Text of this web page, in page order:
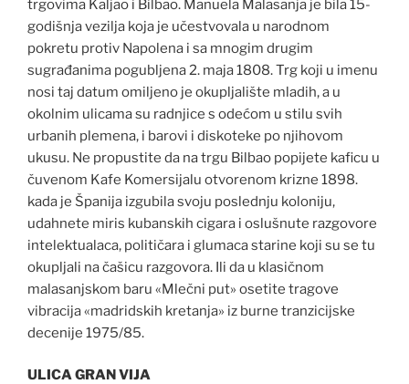
trgovima Kaljao i Bilbao. Manuela Malasanja je bila 15-
godišnja vezilja koja je učestvovala u narodnom
pokretu protiv Napolena i sa mnogim drugim
sugrađanima pogubljena 2. maja 1808. Trg koji u imenu
nosi taj datum omiljeno je okupljalište mladih, a u
okolnim ulicama su radnjice s odećom u stilu svih
urbanih plemena, i barovi i diskoteke po njihovom
ukusu. Ne propustite da na trgu Bilbao popijete kaficu u
čuvenom Kafe Komersijalu otvorenom krizne 1898.
kada je Španija izgubila svoju poslednju koloniju,
udahnete miris kubanskih cigara i oslušnute razgovore
intelektualaca, političara i glumaca starine koji su se tu
okupljali na čašicu razgovora. Ili da u klasičnom
malasanjskom baru «Mlečni put» osetite tragove
vibracija «madridskih kretanja» iz burne tranzicijske
decenije 1975/85.
ULICA GRAN VIJA